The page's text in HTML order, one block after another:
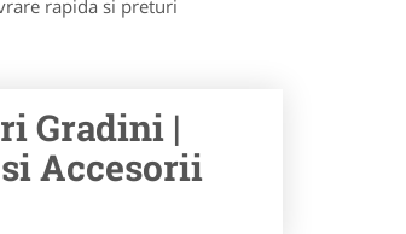
rapida si preturi
Gradini |
Accesorii